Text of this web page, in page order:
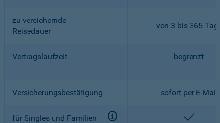
zu versichernde
Reisedauer
von 3 bis 365
Vertragslaufzeit begrenzt
Versicherungsbestätigung sofort per E-Mail
für Singles und Familien